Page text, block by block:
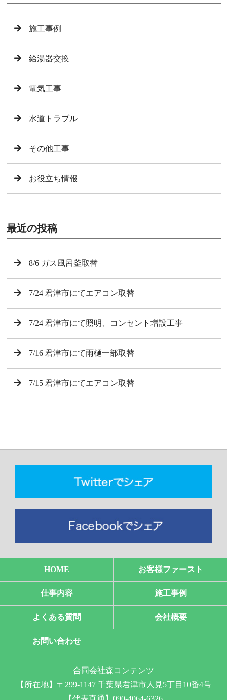
施工事例
給湯器交換
電気工事
水道トラブル
その他工事
お役立ち情報
最近の投稿
8/6 ガス風呂釜取替
7/24 君津市にてエアコン取替
7/24 君津市にて照明、コンセント増設工事
7/16 君津市にて雨樋一部取替
7/15 君津市にてエアコン取替
HOME お客様ファースト
仕事内容 施工事例
よくある質問 会社概要
お問い合わせ
合同会社森コンテンツ
【所在地】〒299-1147 千葉県君津市人見5丁目10番4号